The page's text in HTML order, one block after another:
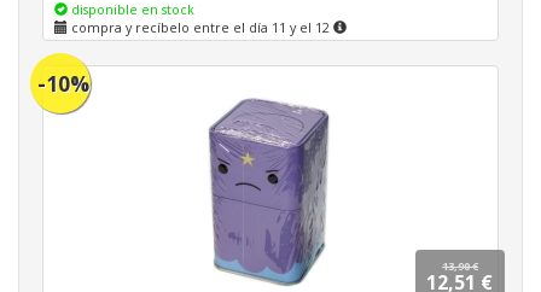
disponible en stock
compra y recíbelo entre el día 11 y el 12
-10%
13,90 €
12,51 €